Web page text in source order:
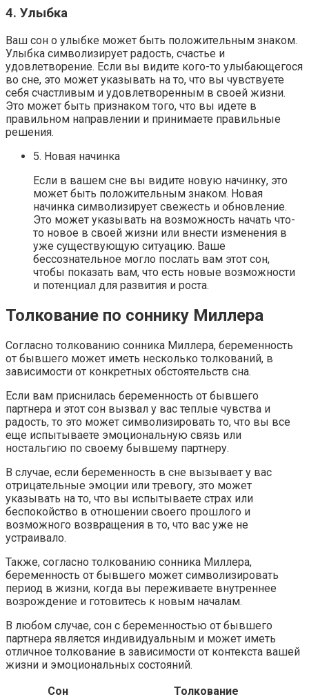
4. Улыбка
Ваш сон о улыбке может быть положительным знаком.
Улыбка символизирует радость, счастье и
удовлетворение. Если вы видите кого-то улыбающегося
во сне, это может указывать на то, что вы чувствуете
себя счастливым и удовлетворенным в своей жизни.
Это может быть признаком того, что вы идете в
правильном направлении и принимаете правильные
решения.
5. Новая начинка
Если в вашем сне вы видите новую начинку, это
может быть положительным знаком. Новая
начинка символизирует свежесть и обновление.
Это может указывать на возможность начать что-
то новое в своей жизни или внести изменения в
уже существующую ситуацию. Ваше
бессознательное могло послать вам этот сон,
чтобы показать вам, что есть новые возможности
и потенциал для развития и роста.
Толкование по соннику Миллера
Согласно толкованию сонника Миллера, беременность
от бывшего может иметь несколько толкований, в
зависимости от конкретных обстоятельств сна.
Если вам приснилась беременность от бывшего
партнера и этот сон вызвал у вас теплые чувства и
радость, то это может символизировать то, что вы все
еще испытываете эмоциональную связь или
ностальгию по своему бывшему партнеру.
В случае, если беременность в сне вызывает у вас
отрицательные эмоции или тревогу, это может
указывать на то, что вы испытываете страх или
беспокойство в отношении своего прошлого и
возможного возвращения в то, что вас уже не
устраивало.
Также, согласно толкованию сонника Миллера,
беременность от бывшего может символизировать
период в жизни, когда вы переживаете внутреннее
возрождение и готовитесь к новым началам.
В любом случае, сон с беременностью от бывшего
партнера является индивидуальным и может иметь
отличное толкование в зависимости от контекста вашей
жизни и эмоциональных состояний.
Сон
Толкование